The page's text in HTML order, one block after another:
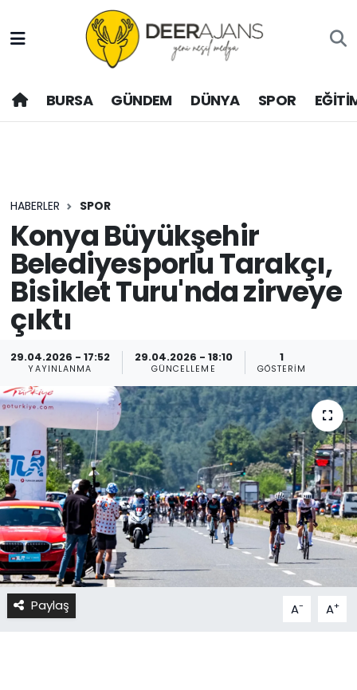
BURSA GÜNDEM DÜNYA SPOR
HABERLER SPOR
Konya Büyükşehir
Belediyesporlu Tarakçı,
Bisiklet Turu'nda zirveye
çıktı
29.04.2026 - 17:52
YAYINLANMA
29.04.2026 - 18:10
GÜNCELLEME
1
GÖSTERIM
Paylaş A- A+
Hava Durumu
Trafik Durumu
Son Dakika Haberleri
Haber Arşivi